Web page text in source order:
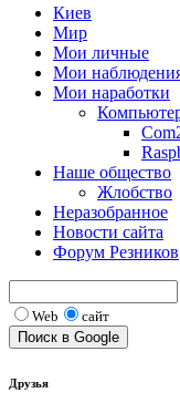
Киев
Мир
Мои личные
Мои
Мои наработки
Наше общество
Жлобство
Неразобранное
Новости сайта
Форум Резников
Web сайт
Друзья